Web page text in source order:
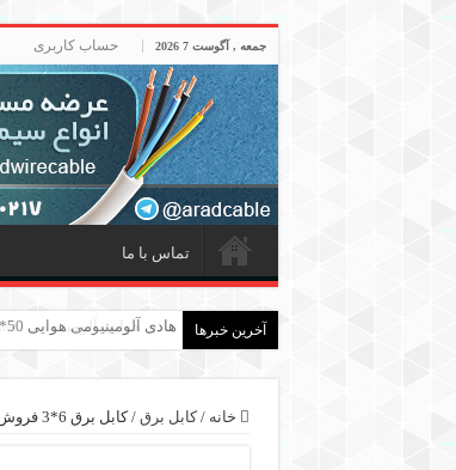
جمعه , آگوست 7 2026 حساب کاربری
تماس با ما
آخرین خبرها هادی هوایی آلومینیومی AAC و AAAC و ACSR + کارخانه ماهان کابل امیر
خانه / کابل برق / کابل برق 6*3 فروش به قیمت تولیدی